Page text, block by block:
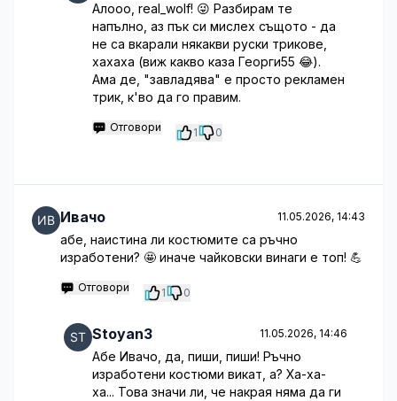
Алооо, real_wolf! 😜 Разбирам те
напълно, аз пък си мислех същото - да
не са вкарали някакви руски трикове,
хахаха (виж какво каза Георги55 😂).
Ама де, "завладява" е просто рекламен
трик, к'во да го правим.
Отговори 1 0
Ивачо 11.05.2026, 14:43
абе, наистина ли костюмите са ръчно
изработени? 🤩 иначе чайковски винаги е топ! 💪
Отговори 1 0
Stoyan3 11.05.2026, 14:46
Абе Ивачо, да, пиши, пиши! Ръчно
изработени костюми викат, а? Ха-ха-
ха... Това значи ли, че накрая няма да ги